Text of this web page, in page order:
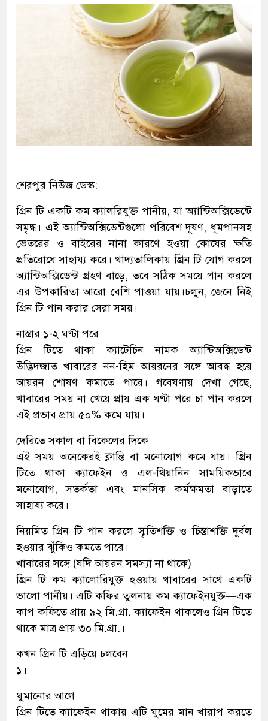
শেরপুর নিউজ ডেস্ক:
গ্রিন টি একটি কম ক্যালরিযুক্ত পানীয়, যা অ্যান্টিঅক্সিডেন্টে
সমৃদ্ধ। এই অ্যান্টিঅক্সিডেন্টগুলো পরিবেশ দূষণ, ধূমপানসহ
ভেতরের ও বাইরের নানা কারণে হওয়া কোষের ক্ষতি
প্রতিরোধে সাহায্য করে। খাদ্যতালিকায় গ্রিন টি যোগ করলে
অ্যান্টিঅক্সিডেন্ট গ্রহণ বাড়ে, তবে সঠিক সময়ে পান করলে
এর উপকারিতা আরো বেশি পাওয়া যায়।চলুন, জেনে নিই
গ্রিন টি পান করার সেরা সময়।
নাস্তার ১-২ ঘণ্টা পরে
গ্রিন টিতে থাকা ক্যাটেচিন নামক অ্যান্টিঅক্সিডেন্ট
উদ্ভিদজাত খাবারের নন-হিম আয়রনের সঙ্গে আবদ্ধ হয়ে
আয়রন শোষণ কমাতে পারে। গবেষণায় দেখা গেছে,
খাবারের সময় না খেয়ে প্রায় এক ঘণ্টা পরে চা পান করলে
এই প্রভাব প্রায় ৫০% কমে যায়।
দেরিতে সকাল বা বিকেলের দিকে
এই সময় অনেকেরই ক্লান্তি বা মনোযোগ কমে যায়। গ্রিন
টিতে থাকা ক্যাফেইন ও এল-থিয়ানিন সাময়িকভাবে
মনোযোগ, সতর্কতা এবং মানসিক কর্মক্ষমতা বাড়াতে
সাহায্য করে।
নিয়মিত গ্রিন টি পান করলে স্মৃতিশক্তি ও চিন্তাশক্তি দুর্বল
হওয়ার ঝুঁকিও কমতে পারে।
খাবারের সঙ্গে (যদি আয়রন সমস্যা না থাকে)
গ্রিন টি কম ক্যালোরিযুক্ত হওয়ায় খাবারের সাথে একটি
ভালো পানীয়। এটি কফির তুলনায় কম ক্যাফেইনযুক্ত—এক
কাপ কফিতে প্রায় ৯২ মি.গ্রা. ক্যাফেইন থাকলেও গ্রিন টিতে
থাকে মাত্র প্রায় ৩০ মি.গ্রা.।
কখন গ্রিন টি এড়িয়ে চলবেন
১।
ঘুমানোর আগে
গ্রিন টিতে ক্যাফেইন থাকায় এটি ঘুমের মান খারাপ করতে